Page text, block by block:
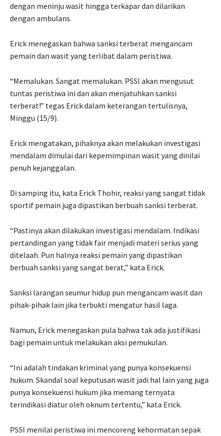
dengan meninju wasit hingga terkapar dan dilarikan
dengan ambulans.
Erick menegaskan bahwa sanksi terberat mengancam
pemain dan wasit yang terlibat dalam peristiwa.
“Memalukan. Sangat memalukan. PSSI akan mengusut
tuntas peristiwa ini dan akan menjatuhkan sanksi
terberat!” tegas Erick dalam keterangan tertulisnya,
Minggu (15/9).
Erick mengatakan, pihaknya akan melakukan investigasi
mendalam dimulai dari kepemimpinan wasit yang dinilai
penuh kejanggalan.
Di samping itu, kata Erick Thohir, reaksi yang sangat tidak
sportif pemain juga dipastikan berbuah sanksi terberat.
“Pastinya akan dilakukan investigasi mendalam. Indikasi
pertandingan yang tidak fair menjadi materi serius yang
ditelaah. Pun halnya reaksi pemain yang dipastikan
berbuah sanksi yang sangat berat,” kata Erick.
Sanksi larangan seumur hidup pun mengancam wasit dan
pihak-pihak lain jika terbukti mengatur hasil laga.
Namun, Erick menegaskan pula bahwa tak ada justifikasi
bagi pemain untuk melakukan aksi pemukulan.
“Ini adalah tindakan kriminal yang punya konsekuensi
hukum. Skandal soal keputusan wasit jadi hal lain yang juga
punya konsekuensi hukum jika memang ternyata
terindikasi diatur oleh oknum tertentu,” kata Erick.
PSSI menilai peristiwa ini mencoreng kehormatan sepak